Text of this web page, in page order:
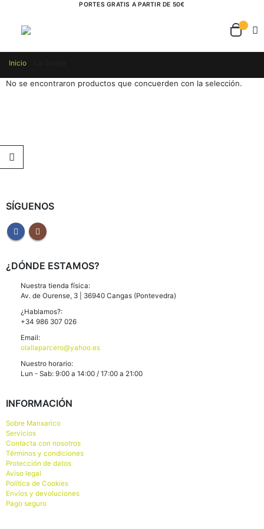
PORTES GRATIS A PARTIR DE 50€
Inicio
No se encontraron productos que concuerden con la selección.
SÍGUENOS
¿DÓNDE ESTAMOS?
Nuestra tienda física:
Av. de Ourense, 3 | 36940 Cangas (Pontevedra)
¿Hablamos?:
+34 986 307 026
Email:
olallaparcero@yahoo.es
Nuestro horario:
Lun - Sab: 9:00 a 14:00 / 17:00 a 21:00
INFORMACIÓN
Sobre Manxarico
Servicios
Contacta con nosotros
Términos y condiciones
Protección de datos
Aviso legal
Política de Cookies
Envíos y devoluciones
Pago seguro